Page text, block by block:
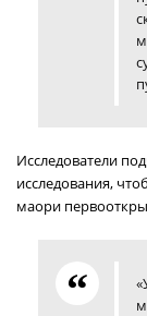
Исследователи
исследования,
маори